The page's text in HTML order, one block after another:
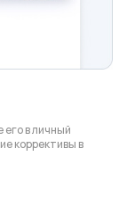
в личный
коррективы в